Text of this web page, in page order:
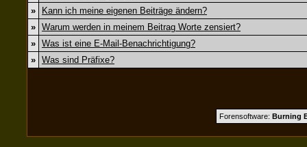
»
Kann ich meine eigenen Beiträge ändern?
» Warum werden in meinem Beitrag Worte zensiert?
» Was ist eine E-Mail-Benachrichtigung?
» Was sind Präfixe?
Forensoftware: Burning